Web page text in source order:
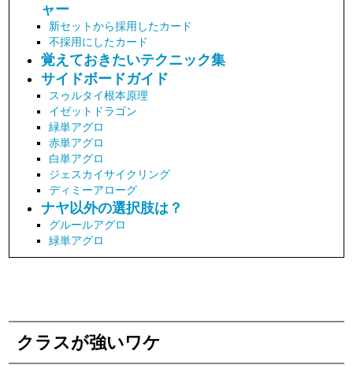
ャー
新セットから採用したカード
不採用にしたカード
覚えておきたいテクニック集
サイドボードガイド
スゥルタイ根本原理
イゼットドラゴン
緑単アグロ
赤単アグロ
白単アグロ
ジェスカイサイクリング
ディミーアローグ
ナヤ以外の選択肢は？
グルールアグロ
緑単アグロ
クラスが強いワケ